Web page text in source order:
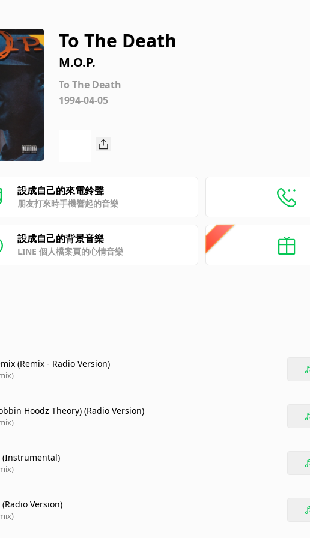
To The Death
M.O.P.
To The Death
1994-04-05
設成自己的來電鈴聲
朋友打來時手機響起的音樂
設成自己的背景音樂
LINE 個人檔案頁的心情音樂
(Remix - Radio Version)
Hoodz Theory) (Radio Version)
(Instrumental)
Version)